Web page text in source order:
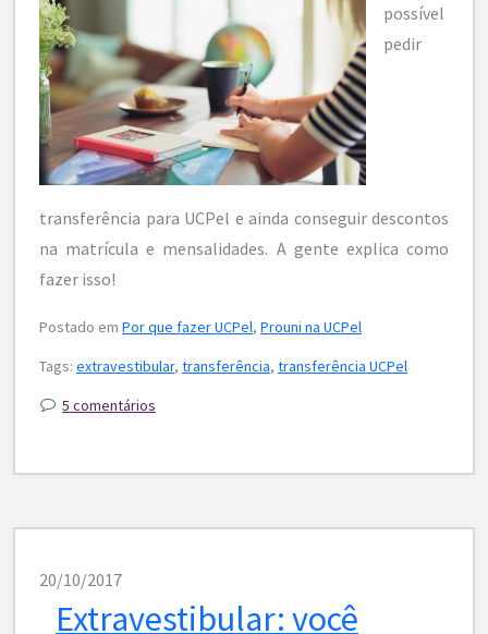
possível
pedir
transferência para UCPel e ainda conseguir descontos
na matrícula e mensalidades. A gente explica como
fazer isso!
Postado em Por que fazer UCPel, Prouni na UCPel
Tags: extravestibular, transferência, transferência UCPel
5 comentários
20/10/2017
Extravestibular: você